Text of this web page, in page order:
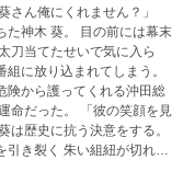
は池田屋事変で血を吐か
ません ほか沖田氏縁者さ
察は、新説としてお受け
願っておりますが、極端な
万人の立場に適うことは
点は何卒ご了承下さいま
神木 葵。 目の前には幕末
刀当てたせいで気に入ら
に放り込まれてしまう。
険から護ってくれる沖田総
「彼の笑顔を見
は歴史に抗う決意をする。
紐が切れれ
人達から、葵の記憶は消さ